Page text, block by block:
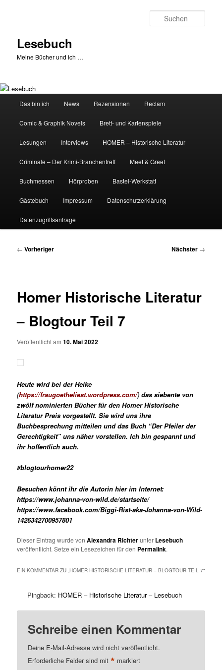
Lesebuch
Meine Bücher und ich …
Das bin ich News Rezensionen Reclam
Comic & Graphik Novels Brett- und Kartenspiele
Lesungen Interviews HOMER – Historische Literatur
Criminale – Der Krimi-Branchentreff Meet & Greet
Buchmessen Hörproben Bastel-Werkstatt
Gästebuch Impressum Datenschutzerklärung
Datenzugriffsanfrage
Beitragsnavigation
← Vorheriger Nächster →
Homer Historische Literatur
– Blogtour Teil 7
Veröffentlicht am10. Mai 2022
Heute wird bei der Heike
(https://fraugoetheliest.wordpress.com/)das siebente von
zwölf nominierten Bücher für den Homer Historische
Literatur Preis vorgestellt. Sie wird uns ihre
Buchbesprechung mitteilen und das Buch “Der Pfeiler der
Gerechtigkeit”uns näher vorstellen. Ich bin gespannt und
ihr hoffentlich auch.
#blogtourhomer22
Besuchen könnt ihr die Autorin hier im Internet:
https://www.johanna-von-wild.de/startseite/
https://www.facebook.com/Biggi-Rist-aka-Johanna-von-Wild-
1426342700957801
Dieser Eintrag wurde vonAlexandra Richterunter Lesebuch
veröffentlicht. Setze ein Lesezeichen für den Permalink.
EIN KOMMENTAR ZU „HOMER HISTORISCHE LITERATUR – BLOGTOUR TEIL 7“
Pingback: HOMER – Historische Literatur – Lesebuch
Schreibe einen Kommentar
Deine E-Mail-Adresse wird nicht veröffentlicht.
Erforderliche Felder sind mit* markiert